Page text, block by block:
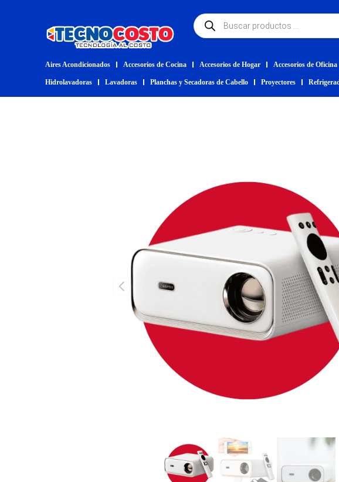
Aires Acondicionados Accesorios de Cocina Accesorios de Hogar Accesorios de Oficina
Hidrolavadoras Lavadoras Planchas y Secadoras de Cabello Proyectores